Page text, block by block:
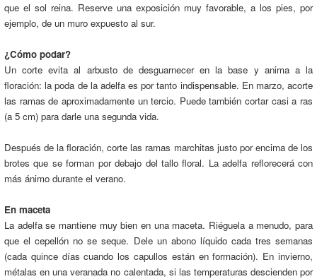
que el sol reina. Reserve una exposición muy favorable, a los pies, por
ejemplo, de un muro expuesto al sur.
¿Cómo podar?
Un corte evita al arbusto de desguarnecer en la base y anima a la
floración: la poda de la adelfa es por tanto indispensable. En marzo, acorte
las ramas de aproximadamente un tercio. Puede también cortar casi a ras
(a 5 cm) para darle una segunda vida.
Después de la floración, corte las ramas marchitas justo por encima de los
brotes que se forman por debajo del tallo floral. La adelfa reflorecerá con
más ánimo durante el verano.
En maceta
La adelfa se mantiene muy bien en una maceta. Riéguela a menudo, para
que el cepellón no se seque. Dele un abono líquido cada tres semanas
(cada quince días cuando los capullos están en formación). En invierno,
métalas en una veranada no calentada, si las temperaturas descienden por